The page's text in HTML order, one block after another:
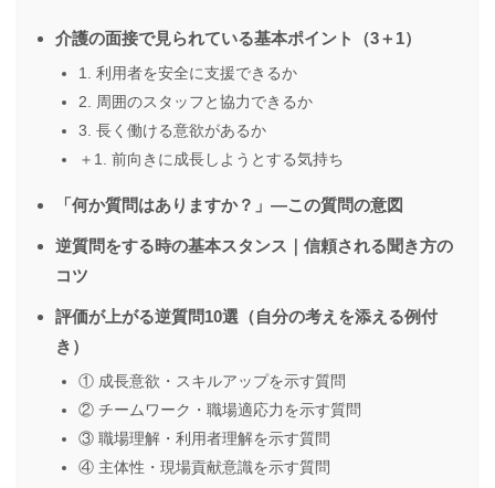
介護の面接で見られている基本ポイント（3＋1）
1. 利用者を安全に支援できるか
2. 周囲のスタッフと協力できるか
3. 長く働ける意欲があるか
＋1. 前向きに成長しようとする気持ち
「何か質問はありますか？」―この質問の意図
逆質問をする時の基本スタンス｜信頼される聞き方の
コツ
評価が上がる逆質問10選（自分の考えを添える例付
き）
① 成長意欲・スキルアップを示す質問
② チームワーク・職場適応力を示す質問
③ 職場理解・利用者理解を示す質問
④ 主体性・現場貢献意識を示す質問